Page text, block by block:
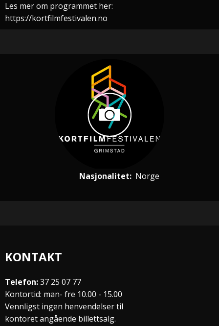
Les mer om programmet her:
https://kortfilmfestivalen.no
Nasjonalitet: Norge
KONTAKT
Telefon:37 25 07 77
Kontortid: man- fre 10.00 - 15.00
Vennligst ingen henvendelser til
kontoret angående billettsalg.